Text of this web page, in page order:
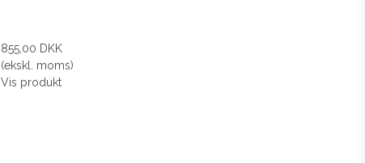
855,00 DKK
(ekskl. moms)
Vis produkt